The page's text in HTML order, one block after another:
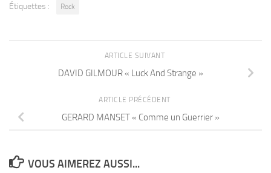
Étiquettes : Rock
ARTICLE SUIVANT
DAVID GILMOUR « Luck And Strange »
ARTICLE PRÉCÉDENT
GERARD MANSET « Comme un Guerrier »
VOUS AIMEREZ AUSSI...